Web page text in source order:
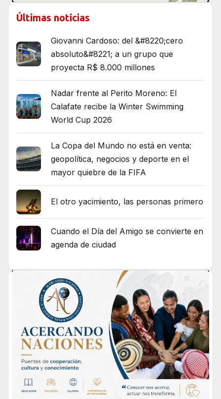
Últimas noticias
Giovanni Cardoso: del &#8220;cero
absoluto&#8221; a un grupo que
proyecta R$ 8.000 millones
Nadar frente al Perito Moreno: El
Calafate recibe la Winter Swimming
World Cup 2026
La Copa del Mundo no está en venta:
geopolítica, negocios y deporte en el
mayor quiebre de la FIFA
El otro yacimiento, las personas primero
Cuando el Día del Amigo se convierte en
agenda de ciudad